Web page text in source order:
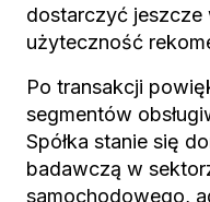
dostarczyć
użyteczność
Po transakcji
segmentów
Spółka stanie się
badawczą w
samochodowego,